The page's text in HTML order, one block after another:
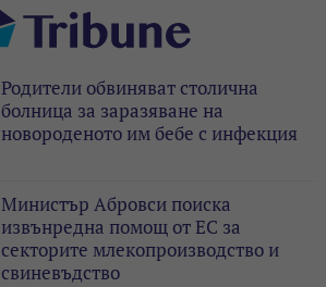
Родители обвиняват столична
болница за заразяване на
новороденото им бебе с инфекция
Министър Абровси поиска
извънредна помощ от ЕС за
секторите млекопроизводство и
свиневъдство